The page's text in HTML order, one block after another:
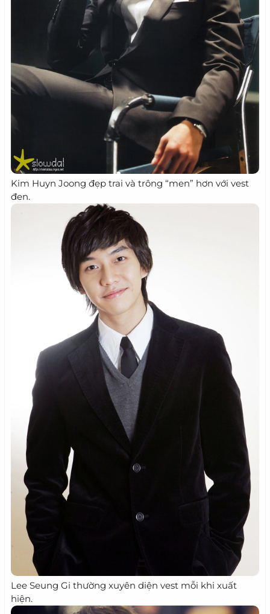
Kim Huyn Joong đẹp trai và trông “men” hơn với vest
đen.
Lee Seung Gi thường xuyên diện vest mỗi khi xuất
hiện.